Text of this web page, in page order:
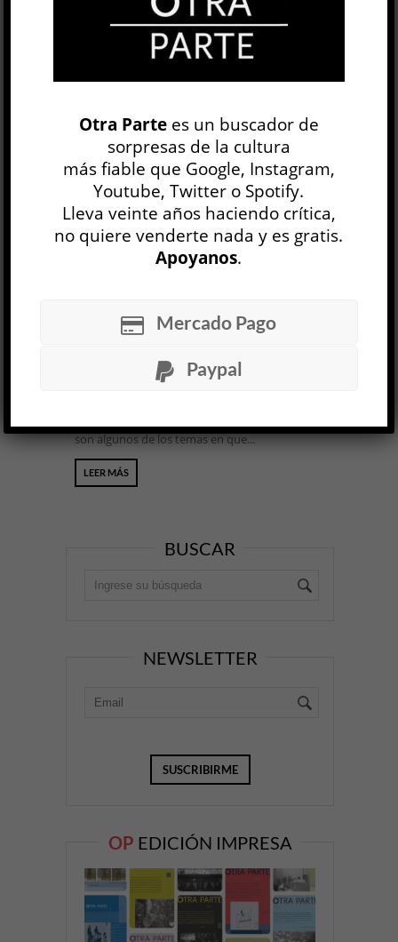
tuvieran una relación ontológica con la verdad,
como sí se dijo de la fotografía, así que cuando
son eficientes, su credibi...
LEER MÁS
BoJack Horseman »
Raphael Bob-Waksberg
CINE Y TV
Juan Rapacioli
23 ENE, 2020
Horseman, la serie de animación “para adultos”
creada en 2014 por Raphael Bob-Waksberg. La
sexta temporada llega con un peso dramático
pocas veces explorado en un formato animado.
son algunos de los temas en que...
LEER MÁS
BUSCAR
NEWSLETTER
OP EDICIÓN IMPRESA
Otra Partees un buscador de
sorpresas de la cultura
más fiable que Google, Instagram,
Youtube, Twitter o Spotify.
Lleva veinte años haciendo crítica,
no quiere venderte nada y es gratis.
Apoyanos.
Mercado Pago
Paypal